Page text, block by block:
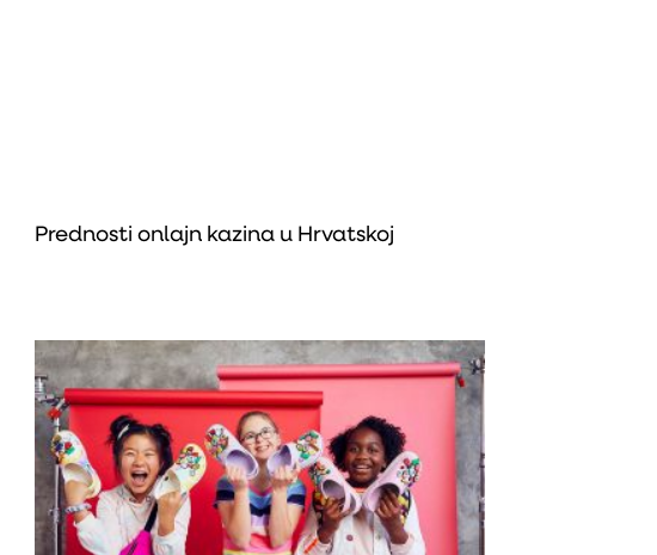
Prednosti onlajn kazina u Hrvatskoj